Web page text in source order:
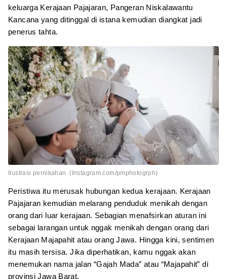
keluarga Kerajaan Pajajaran, Pangeran Niskalawantu
Kancana yang ditinggal di istana kemudian diangkat jadi
penerus tahta.
Ilustrasi pernikahan. (Instagram.com/pmphotogrph)
Peristiwa itu merusak hubungan kedua kerajaan. Kerajaan
Pajajaran kemudian melarang penduduk menikah dengan
orang dari luar kerajaan. Sebagian menafsirkan aturan ini
sebagai larangan untuk nggak menikah dengan orang dari
Kerajaan Majapahit atau orang Jawa. Hingga kini, sentimen
itu masih tersisa. Jika diperhatikan, kamu nggak akan
menemukan nama jalan “Gajah Mada” atau “Majapahit” di
provinsi Jawa Barat.